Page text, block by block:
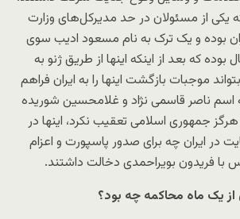
از مسئولان در حد مدیرکل‌های وزارت
بوده و یک ترک به نام مسعود ادیب سوی
بوده که بعد از اینکه اینها از طریق ژنو به
موجبات بازگشت اینها را به ایران فراهم
اسم ناصر قاسمی نژاد و غلامحسین شوریده
هرگز جمهوری اسلامی تعقیب نکرد، اینها در
در ایران چه برای صدور پاسپورت و اعزام
با فریدون بویراحمدی دخالت داشتند.
یک ماه محاکمه چه بود؟